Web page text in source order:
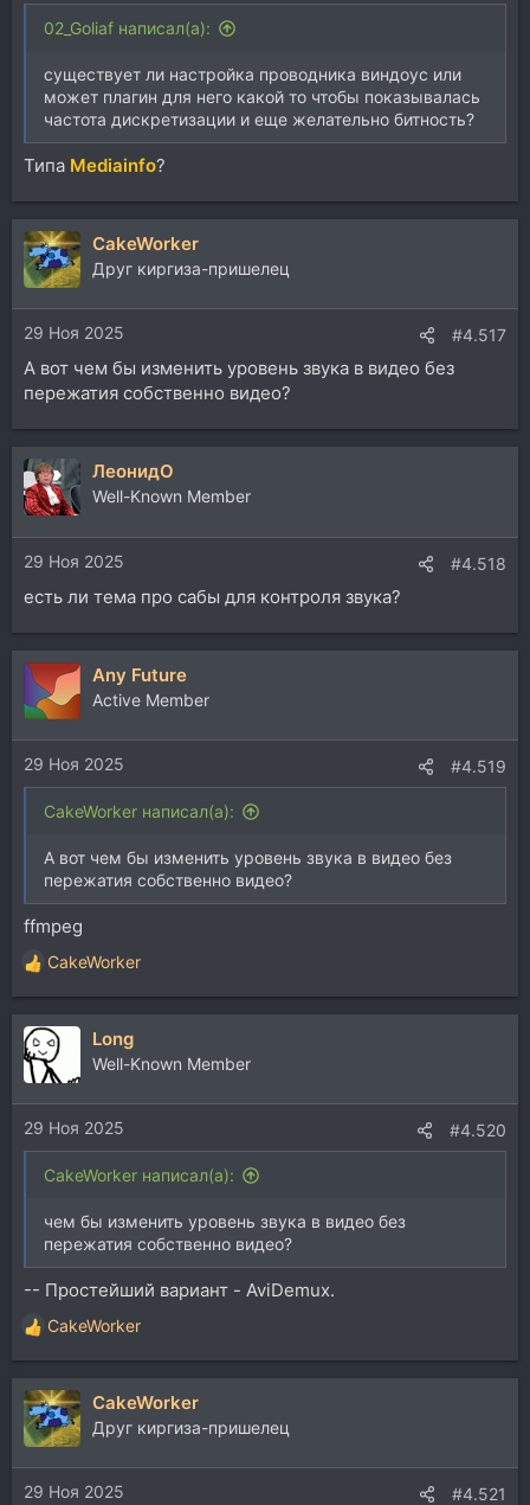
02_Goliaf написал(а):
существует ли настройка проводника виндоус или
может плагин для него какой то чтобы показывалась
частота дискретизации и еще желательно битность?
Типа Mediainfo?
CakeWorker
Друг киргиза-пришелец
29 Ноя 2025 #4.517
А вот чем бы изменить уровень звука в видео без
пережатия собственно видео?
ЛеонидО
Well-Known Member
29 Ноя 2025 #4.518
есть ли тема про сабы для контроля звука?
Any Future
Active Member
29 Ноя 2025 #4.519
CakeWorker написал(а):
А вот чем бы изменить уровень звука в видео без
пережатия собственно видео?
ffmpeg
Р
е
а
к
ц
и
и
:
CakeWorker
Long
Well-Known Member
29 Ноя 2025 #4.520
CakeWorker написал(а):
чем бы изменить уровень звука в видео без
пережатия собственно видео?
-- Простейший вариант - AviDemux.
Р
е
а
к
ц
и
и
:
CakeWorker
CakeWorker
Друг киргиза-пришелец
29 Ноя 2025 #4.521